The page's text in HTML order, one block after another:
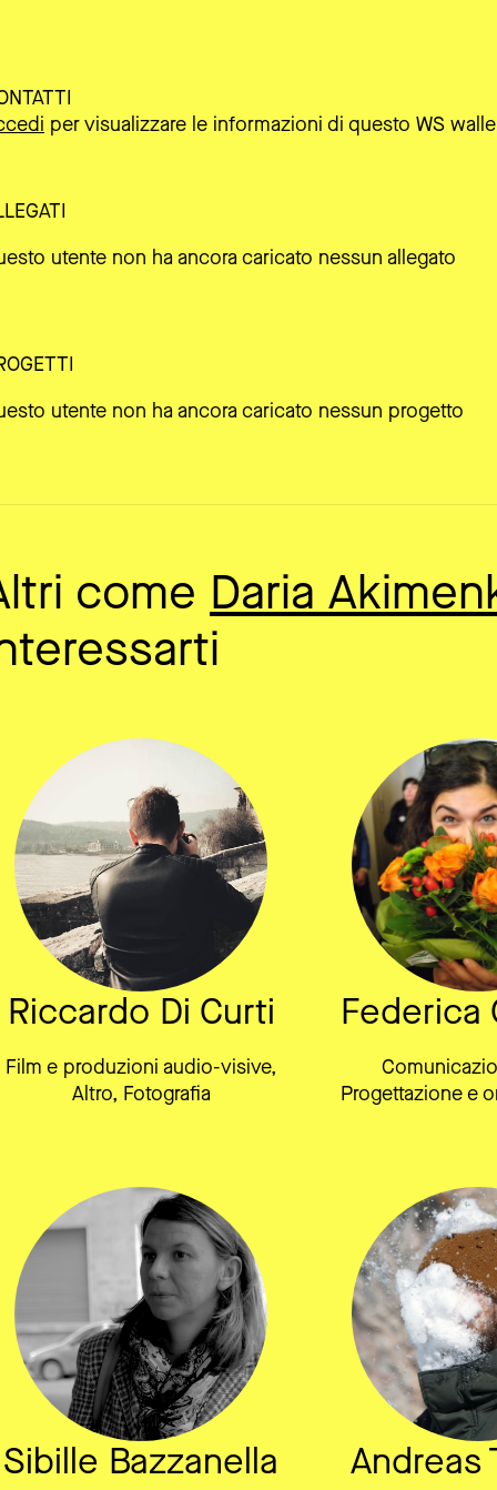
per visualizzare le informazioni di questo WS
utente non ha ancora caricato nessun allegato
utente non ha ancora caricato nessun progetto
come Daria
Riccardo Di Curti
Film e produzioni audio-visive,
Altro, Fotografia
Federica
Progettazione e
Sibille Bazzanella Andreas